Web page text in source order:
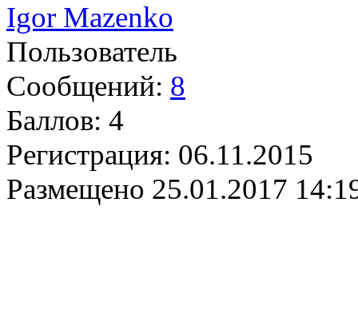
Igor Mazenko
Пользователь
Сообщений: 8
Баллов: 4
Регистрация: 06.11.2015
Размещено 25.01.2017